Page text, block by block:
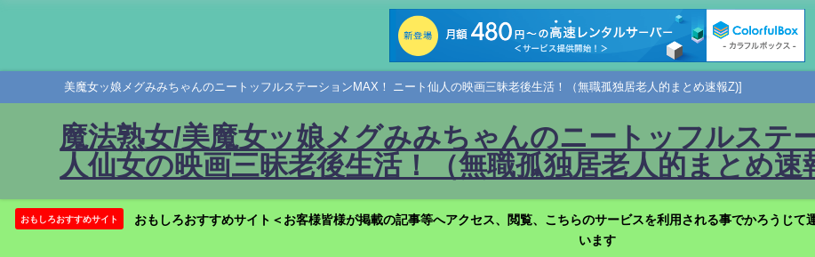
美魔女ッ娘メグみみちゃんのニートッフルステーションMAX！ ニート仙人の映画三昧老後生活！（無職孤独居老人的まとめ速報Z)]
魔法熟女/美魔女ッ娘メグみみちゃんのニートッフルステ
人仙女の映画三昧老後生活！（無職孤独居老人的まとめ速
おもしろおすすめサイト
おもしろおすすめサイト＜お客様皆様が掲載の記事等へアクセス、閲覧、こちらのサービスを利用される事でかろうじ
います